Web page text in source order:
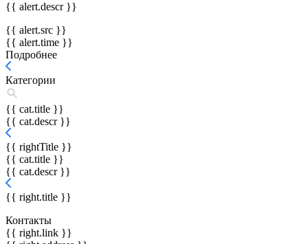
{{ alert.descr }}
{{ alert.src }}
{{ alert.time }}
Подробнее
Категории
{{ cat.title }}
{{ cat.descr }}
{{ rightTitle }}
{{ cat.title }}
{{ cat.descr }}
{{ right.title }}
Контакты
{{ right.link }}